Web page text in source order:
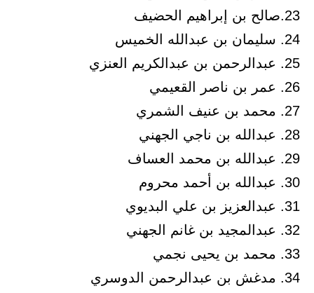
23.صالح بن إبراهيم الحضيف
24. سليمان بن عبدالله الخميس
25. عبدالرحمن بن عبدالكريم العنزي
26. عمر بن ناصر القعيمي
27. محمد بن عنيف الشمري
28. عبدالله بن ناجي الجهني
29. عبدالله بن محمد العساف
30. عبدالله بن أحمد محروم
31. عبدالعزيز بن علي البديوي
32. عبدالمجيد بن غانم الجهني
33. محمد بن يحيى نجمي
34. مدغش بن عبدالرحمن الدوسري